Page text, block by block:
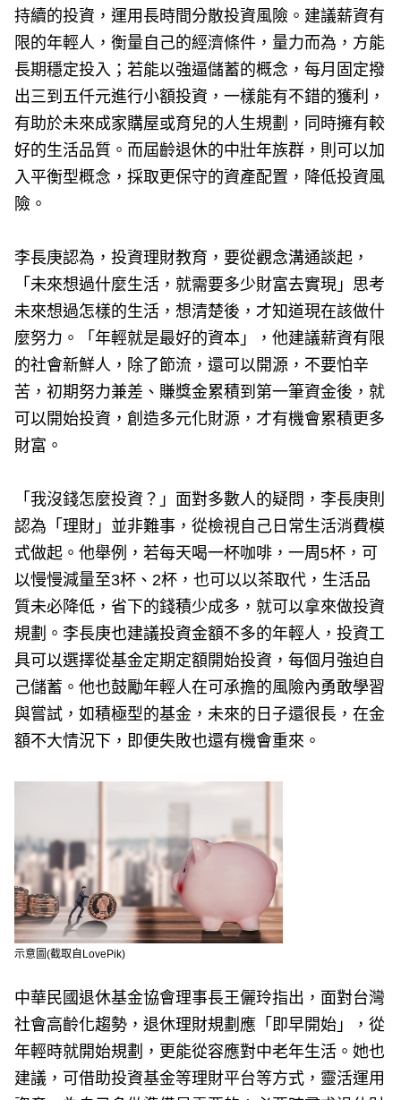
持續的投資，運用長時間分散投資風險。建議薪資有
限的年輕人，衡量自己的經濟條件，量力而為，方能
長期穩定投入；若能以強逼儲蓄的概念，每月固定撥
出三到五仟元進行小額投資，一樣能有不錯的獲利，
有助於未來成家購屋或育兒的人生規劃，同時擁有較
好的生活品質。而屆齡退休的中壯年族群，則可以加
入平衡型概念，採取更保守的資產配置，降低投資風
險。
李長庚認為，投資理財教育，要從觀念溝通談起，
「未來想過什麼生活，就需要多少財富去實現」思考
未來想過怎樣的生活，想清楚後，才知道現在該做什
麼努力。「年輕就是最好的資本」，他建議薪資有限
的社會新鮮人，除了節流，還可以開源，不要怕辛
苦，初期努力兼差、賺獎金累積到第一筆資金後，就
可以開始投資，創造多元化財源，才有機會累積更多
財富。
「我沒錢怎麼投資？」面對多數人的疑問，李長庚則
認為「理財」並非難事，從檢視自己日常生活消費模
式做起。他舉例，若每天喝一杯咖啡，一周5杯，可
以慢慢減量至3杯、2杯，也可以以茶取代，生活品
質未必降低，省下的錢積少成多，就可以拿來做投資
規劃。李長庚也建議投資金額不多的年輕人，投資工
具可以選擇從基金定期定額開始投資，每個月強迫自
己儲蓄。他也鼓勵年輕人在可承擔的風險內勇敢學習
與嘗試，如積極型的基金，未來的日子還很長，在金
額不大情況下，即便失敗也還有機會重來。
示意圖(截取自LovePik)
中華民國退休基金協會理事長王儷玲指出，面對台灣
社會高齡化趨勢，退休理財規劃應「即早開始」，從
年輕時就開始規劃，更能從容應對中老年生活。她也
建議，可借助投資基金等理財平台等方式，靈活運用